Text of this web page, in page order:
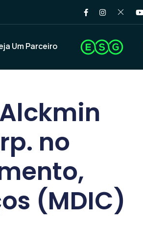
Um Parceiro
no
(MDIC)